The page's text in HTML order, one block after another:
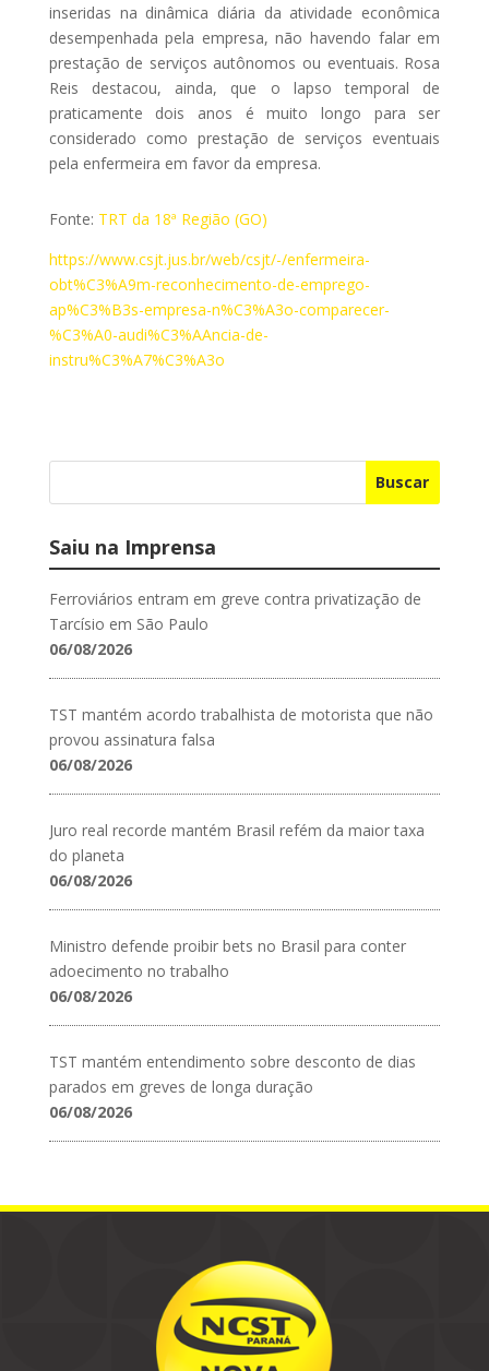
inseridas na dinâmica diária da atividade econômica
desempenhada pela empresa, não havendo falar em
prestação de serviços autônomos ou eventuais. Rosa
Reis destacou, ainda, que o lapso temporal de
praticamente dois anos é muito longo para ser
considerado como prestação de serviços eventuais
pela enfermeira em favor da empresa.
Fonte: TRT da 18ª Região (GO)
https://www.csjt.jus.br/web/csjt/-/enfermeira-
obt%C3%A9m-reconhecimento-de-emprego-
ap%C3%B3s-empresa-n%C3%A3o-comparecer-
%C3%A0-audi%C3%AAncia-de-
instru%C3%A7%C3%A3o
Buscar
Saiu na Imprensa
Ferroviários entram em greve contra privatização de
Tarcísio em São Paulo
06/08/2026
TST mantém acordo trabalhista de motorista que não
provou assinatura falsa
06/08/2026
Juro real recorde mantém Brasil refém da maior taxa
do planeta
06/08/2026
Ministro defende proibir bets no Brasil para conter
adoecimento no trabalho
06/08/2026
TST mantém entendimento sobre desconto de dias
parados em greves de longa duração
06/08/2026